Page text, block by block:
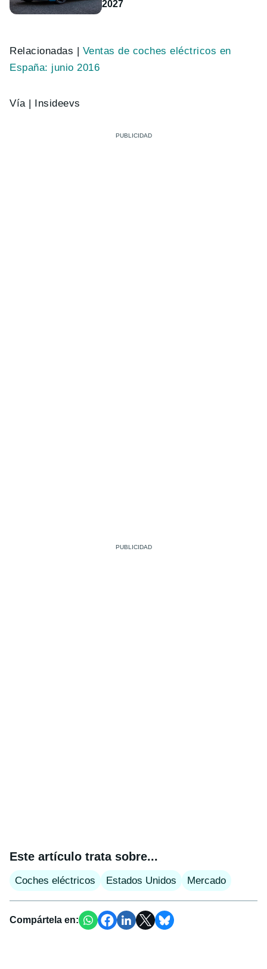
2027
Relacionadas | Ventas de coches eléctricos en
España: junio 2016
Vía | Insideevs
Este artículo trata sobre...
Coches eléctricos Estados Unidos Mercado
Compártela en: